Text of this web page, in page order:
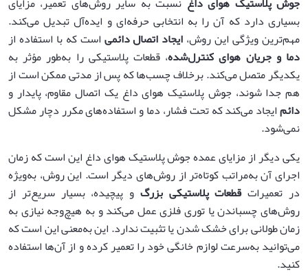
بسیاری دارد که آن را به انتخابی حرفه‌ای و ایده‌آل تبدیل می‌کند.
مهم‌ترین ویژگی این روش،ایجاد اتصال دائمیاست که با استفاده از
دما و جریان هوای کنترل‌شده، قطعات پلاستیکی را به‌طور مؤثر به
یکدیگر متصل می‌کند. برخلاف چسب‌ها که پس از مدتی ممکن است از
هم جدا شوند، جوش پلاستیک هوای داغ یک اتصال مقاوم، پایدار و
دائمایجاد می‌کند که تحت فشار، دما و استفاده‌های مکرر دچار مشکل
نمی‌شود.
یکی دیگر از مزایای عمده جوش پلاستیک هوای داغ این است که زمان
اجرای آن به‌مراتب کوتاه‌تر از روش‌های دیگر است. این روش، به‌ویژه
در تعمیراتقطعات پلاستیکی بزرگ و پیچیده، بسیار سریع‌تر از
روش‌های چسباندن یا توری فلزی عمل می‌کند و به هیچ‌وجه نیازی به
زمان طولانی برای خشک شدن یا تثبیت ندارد. این به‌معنی این است که
می‌توانید به‌سرعت لوازم خانگی خود را تعمیر کرده و از آن‌ها استفاده
کنید.